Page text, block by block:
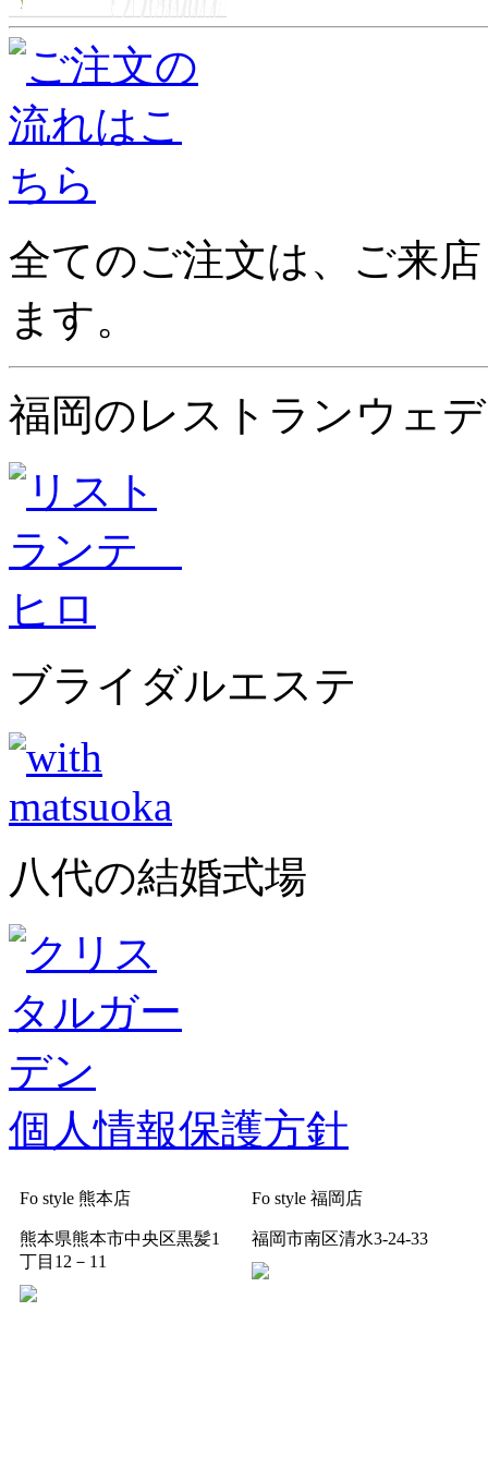
全てのご注文は、ご来
ます。
福岡のレストランウェ
ブライダルエステ
八代の結婚式場
個人情報保護方針
Fo style 熊本店
熊本県熊本市中央区黒髪1
丁目12－11
Fo style 福岡店
福岡市南区清水3-24-33